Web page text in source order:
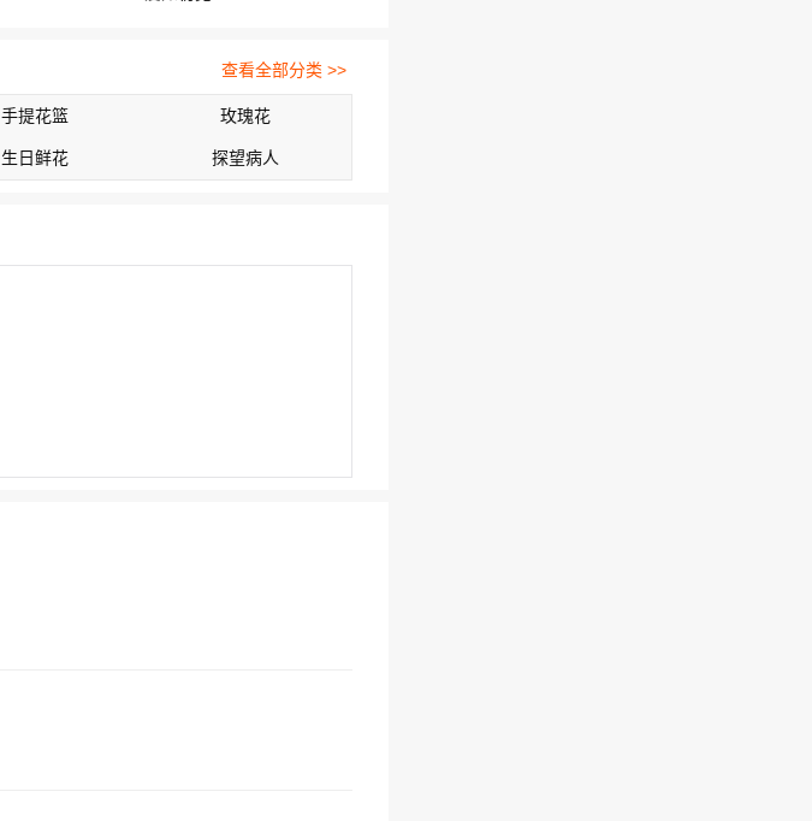
查看全部分类 >>
手提花篮 玫瑰花
生日鲜花 探望病人